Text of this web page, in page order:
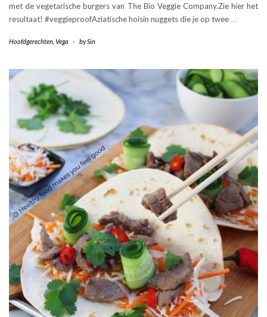
met de vegetarische burgers van The Bio Veggie Company.Zie hier het
resultaat! #veggieproofAziatische hoisin nuggets die je op twee …
Hoofdgerechten Vega - bySin